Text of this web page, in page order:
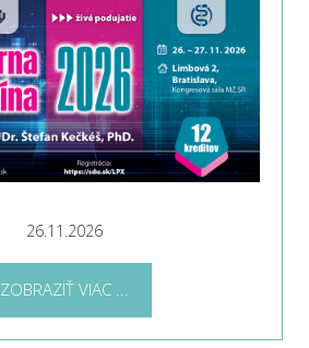
26.11.2026
ZOBRAZIŤ VIAC ...